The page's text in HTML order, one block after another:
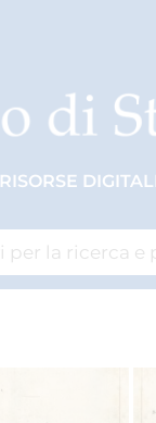
RISORSE DIGITALI